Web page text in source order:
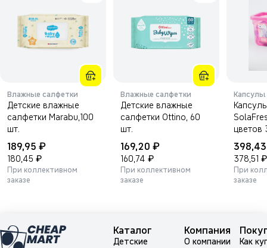
Влажные салфетки
Детские влажные
салфетки Marabu,100
шт.
189,95 ₽
180,45 ₽
При коллективном
заказе
Влажные салфетки
Детские влажные
салфетки Ottino, 60
шт.
169,20 ₽
160,74 ₽
При коллективном
заказе
Капсулы
цветов
378,51 ₽
При
заказе
Каталог
Детские
Компания
О компании
Как